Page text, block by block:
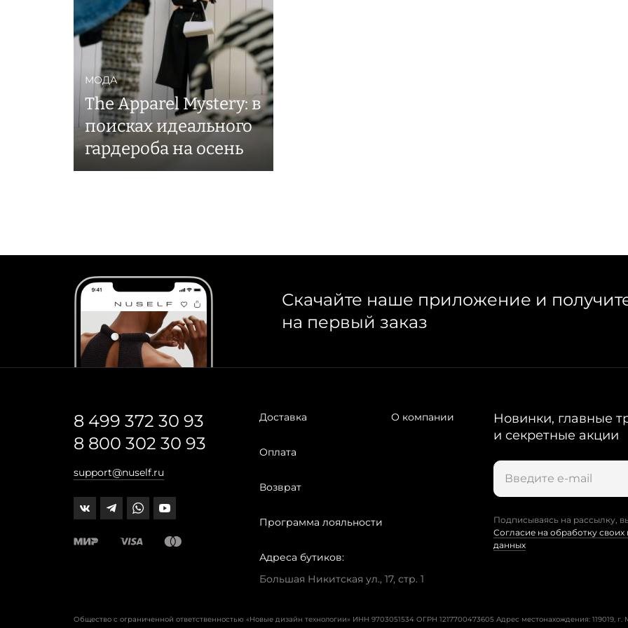
МОДА
The Apparel Mystery: в
поисках идеального
гардероба на осень
Скачайте наше приложение и
на первый заказ
8 499 372 30 93
8 800 302 30 93
support@nuself.ru
Доставка
Оплата
Возврат
Программа лояльности
О компании
Адреса бутиков:
Большая Никитская ул., 17, стр. 1
Новинки, главные
и секретные акции
Подписываясь на рассылку,
Согласие на обработку
данных
Общество с ограниченной ответственностью «Новые дизайн технологии» ИНН 9703051534 ОГРН 1217700473605 Адрес местонахождения: 119019,